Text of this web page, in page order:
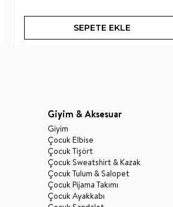
SEPETE EKLE
Giyim & Aksesuar
Giyim
Çocuk Elbise
Çocuk Tişört
Çocuk Sweatshirt & Kazak
Çocuk Tulum & Salopet
Çocuk Pijama Takımı
Çocuk Ayakkabı